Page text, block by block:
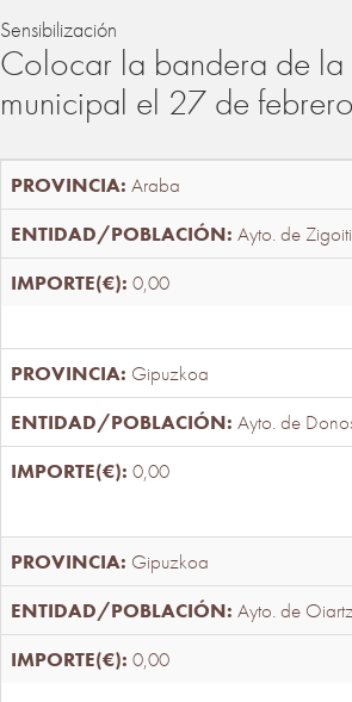
Sensibilización
Colocar la bandera de la
municipal el 27 de febrero
Araba
Ayto. de
0,00
Gipuzkoa
Ayto. de
0,00
Gipuzkoa
Ayto. de
0,00